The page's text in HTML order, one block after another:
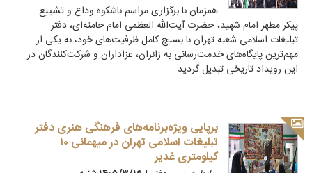
همزمان با برگزاری مراسم باشکوه وداع و تشییع
پیکر مطهر امام شهید، حضرت آیت‌الله العظمی امام خامنه‌ای، دفتر
تبلیغات اسلامی شعبه تهران با بسیج کامل ظرفیت‌های خود، به یکی از
مهم‌ترین پایگاه‌های خدمت‌رسانی به زائران، عزاداران و شرکت‌کنندگان در
این رویداد تاریخی تبدیل گردید.
برپایی ویژه‌برنامه‌های فرهنگی هنری دفتر
تبلیغات اسلامی تهران در میهمانی ۱۰
کیلومتری غدیر